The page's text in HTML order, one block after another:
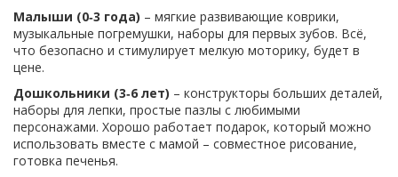
Малыши (0‑3 года) – мягкие развивающие коврики,
музыкальные погремушки, наборы для первых зубов. Всё,
что безопасно и стимулирует мелкую моторику, будет в
цене.
Дошкольники (3‑6 лет) – конструкторы больших деталей,
наборы для лепки, простые пазлы с любимыми
персонажами. Хорошо работает подарок, который можно
использовать вместе с мамой – совместное рисование,
готовка печенья.